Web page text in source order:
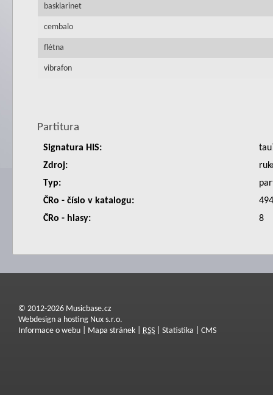
basklarinet
cembalo
flétna
vibrafon
Partitura
Signatura HIS:
Zdroj:
Typ:
ČRo - číslo v katalogu:
ČRo - hlasy:
8
© 2012-2026 Musicbase.cz
Webdesign a hosting Nux s.r.o.
Informace o webu
Mapa stránek RSS Statistika CMS